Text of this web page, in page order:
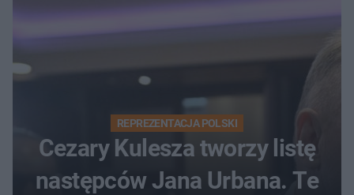
REPREZENTACJA POLSKI
Cezary Kulesza tworzy listę
następców Jana Urbana. Te